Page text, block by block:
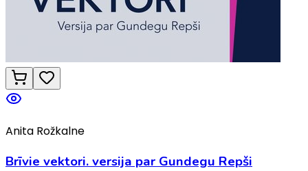
Anita Rožkalne
Brīvie vektori. versija par Gundegu Repši